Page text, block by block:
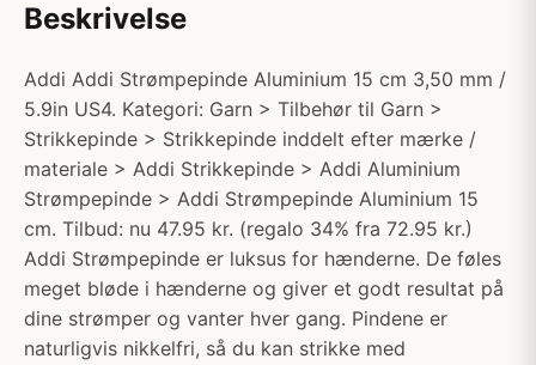
Beskrivelse
Addi Addi Strømpepinde Aluminium 15 cm 3,50 mm /
5.9in US4. Kategori: Garn > Tilbehør til Garn >
Strikkepinde > Strikkepinde inddelt efter mærke /
materiale > Addi Strikkepinde > Addi Aluminium
Strømpepinde > Addi Strømpepinde Aluminium 15
cm. Tilbud: nu 47.95 kr. (regalo 34% fra 72.95 kr.)
Addi Strømpepinde er luksus for hænderne. De føles
meget bløde i hænderne og giver et godt resultat på
dine strømper og vanter hver gang. Pindene er
naturligvis nikkelfri, så du kan strikke med